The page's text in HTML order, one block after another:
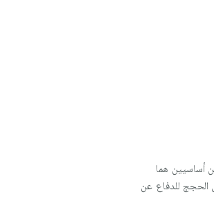
أساسيين هما
الحجج للدفاع عن